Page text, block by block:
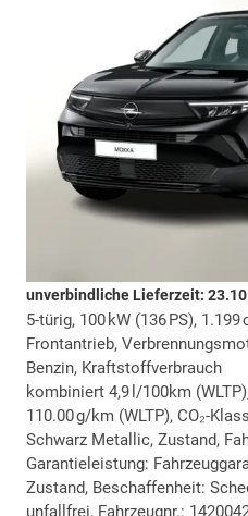
unverbindliche Lieferzeit:
5-türig, 100 kW (136 PS),
Frontantrieb,
Benzin, Kraftstoffverbrauch
kombiniert 4,9 l/100km
110.00 g/km (WLTP), CO₂-
Schwarz Metallic, Zustand,
Garantieleistung:
Zustand, Beschaffenheit:
unfallfrei, Fahrzeugnr.: